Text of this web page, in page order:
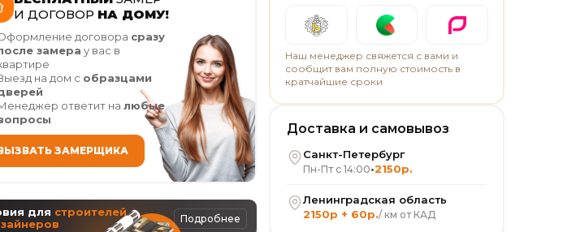
И ДОГОВОР НА ДОМУ!
договора сразу
замера у вас в
на дом с образцами
ответит на любые
ЗАМЕРЩИКА
для строителей
Подробнее
Наш менеджер свяжется с вами и
сообщит вам полную стоимость в
кратчайшие сроки
Доставка и самовывоз
Санкт-Петербург
Пн-Пт с 14:00•2150р.
Ленинградская область
2150р + 60р./ км от КАД